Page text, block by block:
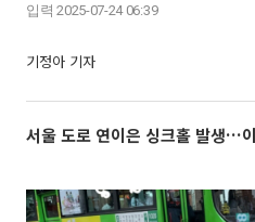
입력 2025-07-24 06:39
기정아 기자
서울 도로 연이은 싱크홀 발생…